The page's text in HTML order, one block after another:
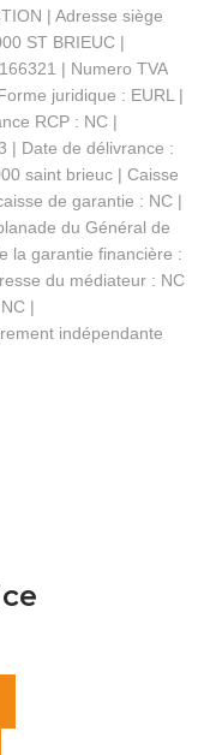
| Adresse siège
ST BRIEUC |
| Numero TVA
juridique : EURL |
RCP : NC |
| Date de délivrance :
saint brieuc | Caisse
de garantie : NC |
du Général de
la garantie financière :
du médiateur : NC
|
indépendante